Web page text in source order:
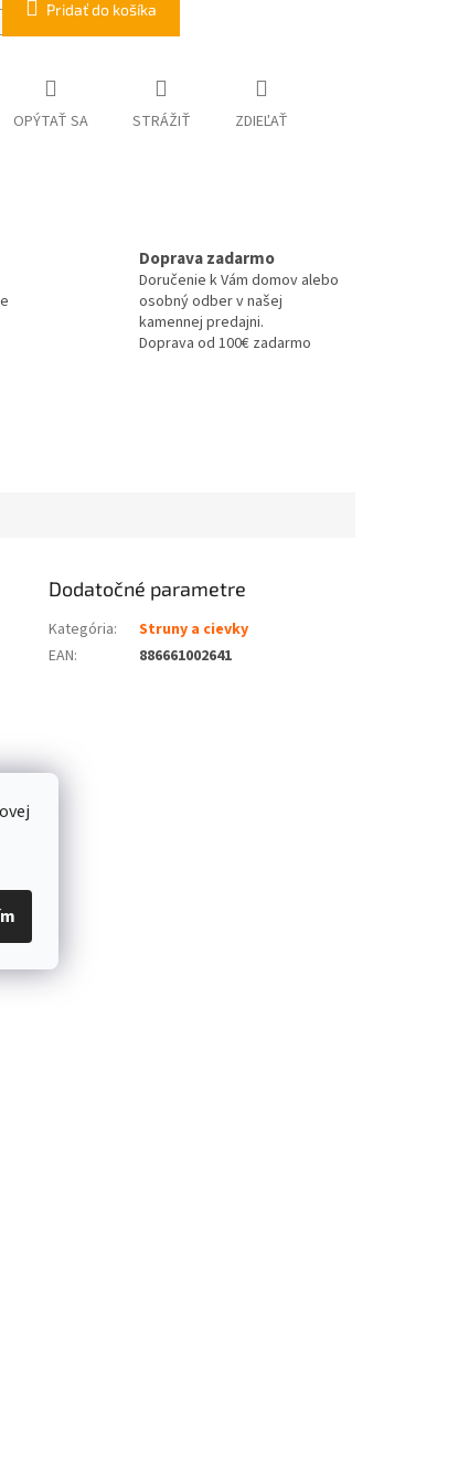
Pridať do košíka
OPÝTAŤ SA STRÁŽIŤ ZDIEĽAŤ
Doprava zadarmo
Doručenie k Vám domov alebo
osobný odber v našej
kamennej predajni.
Doprava od 100€ zadarmo
Dodatočné parametre
Kategória:
Struny a cievky
EAN: 886661002641